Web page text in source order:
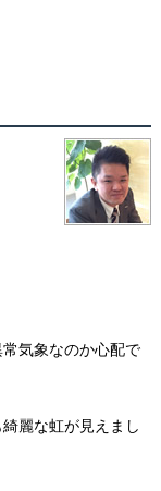
気象なのか心配で
麗な虹が見えまし